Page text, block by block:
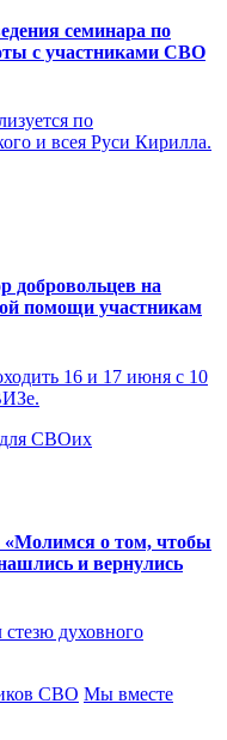
семинара по
с участниками СВО
по
и всея Руси Кирилла.
добровольцев на
помощи участникам
16 и 17 июня с 10
СВОих
«Молимся о том, чтобы
и вернулись
духовного
СВО Мы вместе